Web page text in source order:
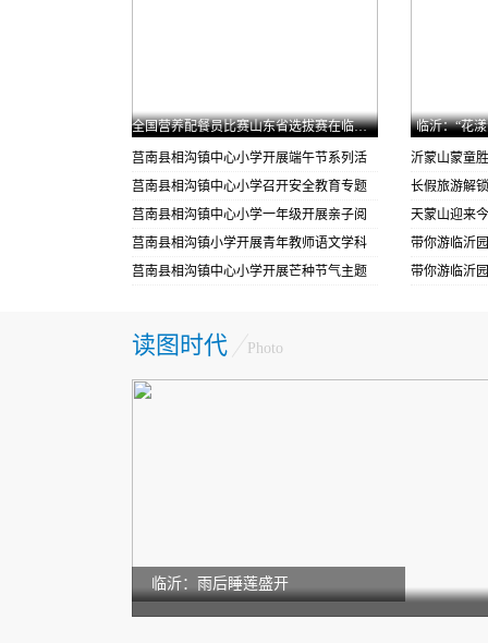
全国营养配餐员比赛山东省选拔赛在临沂市举办
莒南县相沟镇中心小学开展端午节系列活
动
莒南县相沟镇中心小学召开安全教育专题
家长会
莒南县相沟镇中心小学一年级开展亲子阅
读主题活动
莒南县相沟镇小学开展青年教师语文学科
展示课活动
莒南县相沟镇中心小学开展芒种节气主题
临沂：“花
沂蒙山蒙童
人气爆棚！
长假旅游解
红、蓝三色
天蒙山迎来
带你游临沂
带你游临沂
读图时代 Photo
临沂：雨后睡莲盛开